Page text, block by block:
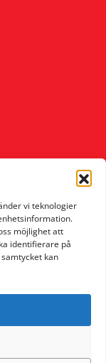
vi teknologier
möjlighet att
identifierare på
kan